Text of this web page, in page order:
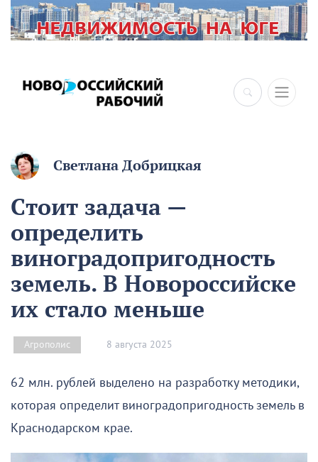
×
Светлана Добрицкая
Стоит задача —
определить
виноградопригодность
земель. В Новороссийске
их стало меньше
Агрополис 8 августа 2025
62 млн. рублей выделено на разработку методики,
которая определит виноградопригодность земель в
Краснодарском крае.